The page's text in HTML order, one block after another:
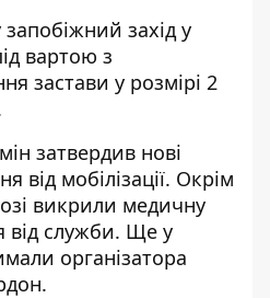
захід у
вартою з
застави у розмірі 2
затвердив нові
від мобілізації. Окрім
викрили медичну
від служби. Ще у
організатора
.